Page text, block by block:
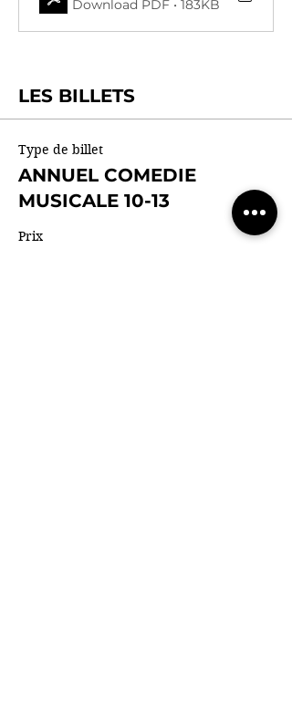
Download PDF • 183KB
LES BILLETS
Type de billet
ANNUEL COMEDIE
MUSICALE 10-13
Prix